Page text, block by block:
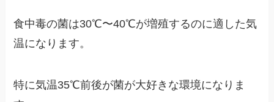
食中毒の菌は30℃〜40℃が増殖するのに適した気
温になります。
特に気温35℃前後が菌が大好きな環境になりま